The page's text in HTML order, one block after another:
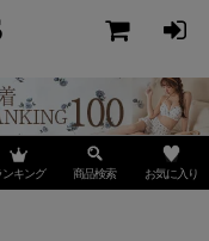
ンキング 商品検索 お気に入り